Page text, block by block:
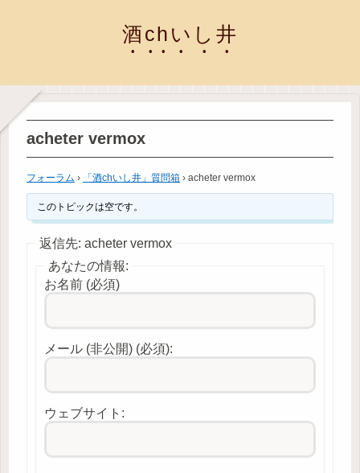
酒chいし井
acheter vermox
フォーラム › 「酒chいし井」質問箱 › acheter vermox
このトピックは空です。
返信先: acheter vermox
あなたの情報:
お名前 (必須)
メール (非公開) (必須):
ウェブサイト: